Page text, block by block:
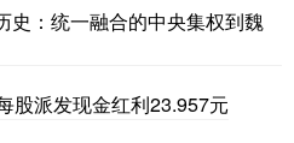
史：统一融合的中央集权到魏
股派发现金红利23.957元